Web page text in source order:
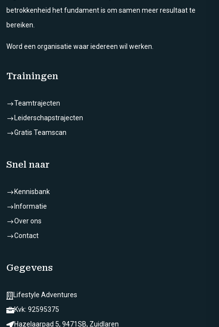
betrokkenheid het fundament is om samen meer resultaat te
bereiken.
Word een organisatie waar iedereen wil werken.
Trainingen
$Teamtrajecten
$Leiderschapstrajecten
$Gratis Teamscan
Snel naar
$Kennisbank
$Informatie
$Over ons
$Contact
Gegevens
Lifestyle Adventures
Kvk: 92595375
Hazelaarpad 5, 9471SB, Zuidlaren